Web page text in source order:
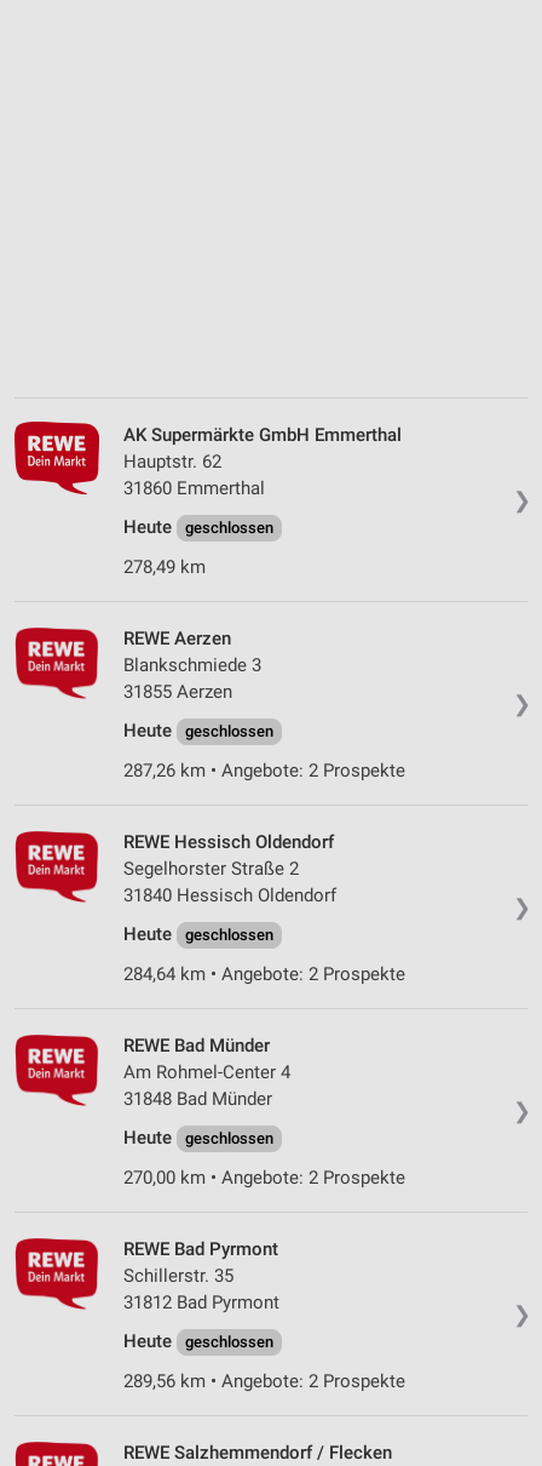
❯
AK Supermärkte GmbH Emmerthal
Hauptstr. 62
31860 Emmerthal
Heute
geschlossen
278,49 km
❯
REWE Aerzen
Blankschmiede 3
31855 Aerzen
Heute
geschlossen
287,26 km • Angebote: 2 Prospekte
❯
REWE Hessisch Oldendorf
Segelhorster Straße 2
31840 Hessisch Oldendorf
Heute
geschlossen
284,64 km • Angebote: 2 Prospekte
❯
REWE Bad Münder
Am Rohmel-Center 4
31848 Bad Münder
Heute
geschlossen
270,00 km • Angebote: 2 Prospekte
❯
REWE Bad Pyrmont
Schillerstr. 35
31812 Bad Pyrmont
Heute
geschlossen
289,56 km • Angebote: 2 Prospekte
REWE Salzhemmendorf / Flecken